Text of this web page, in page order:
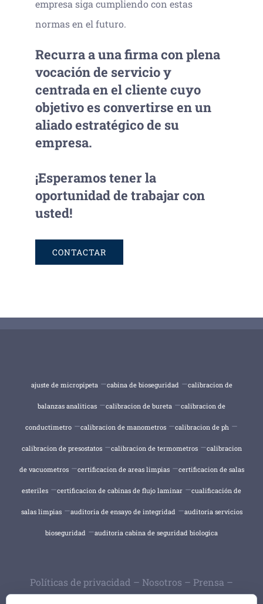
empresa siga cumpliendo con estas
normas en el futuro.
Recurra a una firma con plena
vocación de servicio y
centrada en el cliente cuyo
objetivo es convertirse en un
aliado estratégico de su
empresa.
¡Esperamos tener la
oportunidad de trabajar con
usted!
CONTACTAR
ajuste de micropipeta –cabina de bioseguridad –calibracion de
balanzas analiticas –calibracion de bureta –calibracion de
conductimetro –calibracion de manometros –calibracion de ph –
calibracion de presostatos–calibracion de termometros–calibracion
de vacuometros–certificacion de areas limpias–certificacion de salas
esteriles –certificacion de cabinas de flujo laminar –cualificación de
salas limpias–auditoria de ensayo de integridad –auditoria servicios
bioseguridad –auditoria cabina de seguridad biologica
Políticas de privacidad – Nosotros – Prensa –